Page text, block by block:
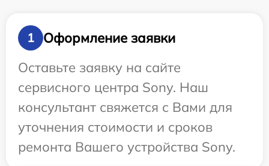
1
Оформление заявки
Оставьте заявку на сайте
сервисного центра Sony. Наш
консультант свяжется с Вами для
уточнения стоимости и сроков
ремонта Вашего устройства Sony.